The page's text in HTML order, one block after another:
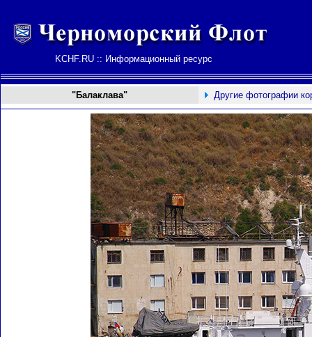
KCHF.RU :: Информационный ресурс
"Балаклава" Другие фотографии